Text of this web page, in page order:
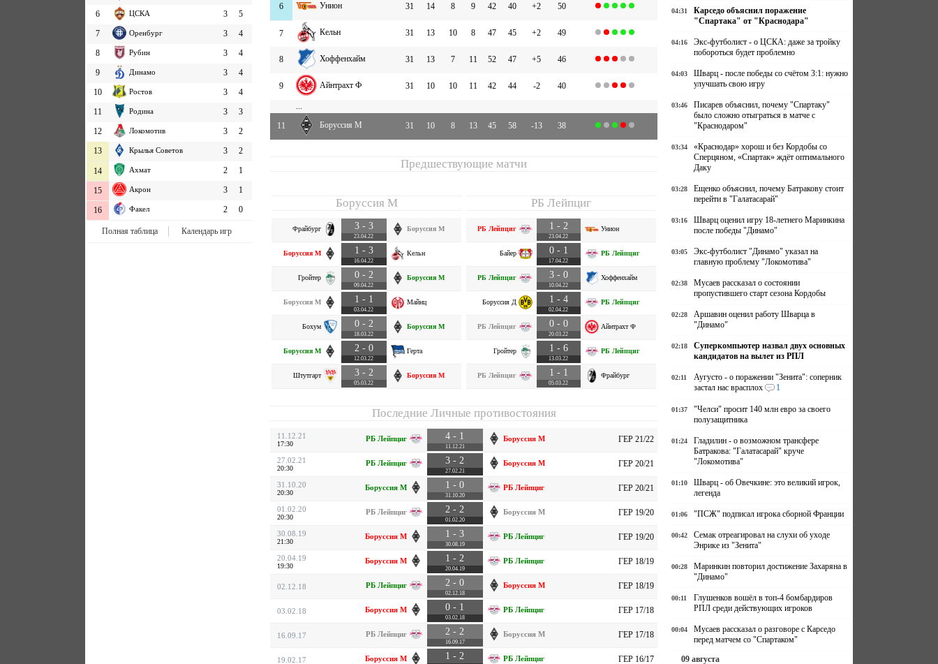
6
ЦСКА 3
5
7
Оренбург 3
4
8
Рубин 3
4
9
Динамо 3
4
10
Ростов 3
4
11
Родина 3
3
12
Локомотив 3
2
13
Крылья Советов 3 2
14 Ахмат 2 1
15 Акрон 3 1
16 Факел 2 0
Полная таблица Календарь игр
6
Унион 31 14 8 9 42 40 +2 50
7 Кельн 31 13 10 8 47 45 +2 49
8 Хоффенхайм 31 13 7 11 52 47 +5 46
9 Айнтрахт Ф 31 10 10 11 42 44 -2 40
...
11
Боруссия М 31 10 8 13 45 58 -13 38
Предшествующие матчи
Боруссия М
Фрайбург 3 - 3
23.04.22
Боруссия М
Боруссия М 1 - 3
16.04.22
Кельн
Гройтер 0 - 2
09.04.22
Боруссия М
Боруссия М 1 - 1
03.04.22
Майнц
Бохум 0 - 2
18.03.22
Боруссия М
Боруссия М 2 - 0
12.03.22
Герта
Штутгарт 3 - 2
05.03.22
Боруссия М
РБ Лейпциг
РБ Лейпциг 1 - 2
23.04.22
Унион
Байер 0 - 1
17.04.22
РБ Лейпциг
РБ Лейпциг 3 - 0
10.04.22
Хоффенхайм
Боруссия Д 1 - 4
02.04.22
РБ Лейпциг
РБ Лейпциг 0 - 0
20.03.22
Айнтрахт Ф
Гройтер 1 - 6
13.03.22
РБ Лейпциг
РБ Лейпциг 1 - 1
05.03.22
Фрайбург
Последние Личные противостояния
11.12.21
17:30
РБ Лейпциг 4 - 1
11.12.21
Боруссия М ГЕР 21/22
27.02.21
20:30
РБ Лейпциг 3 - 2
27.02.21
Боруссия М ГЕР 20/21
31.10.20
20:30
Боруссия М 1 - 0
31.10.20
РБ Лейпциг ГЕР 20/21
01.02.20
20:30
РБ Лейпциг 2 - 2
01.02.20
Боруссия М ГЕР 19/20
30.08.19
21:30
Боруссия М 1 - 3
30.08.19
РБ Лейпциг ГЕР 19/20
20.04.19
19:30
Боруссия М 1 - 2
20.04.19
РБ Лейпциг ГЕР 18/19
02.12.18 РБ Лейпциг 2 - 0
02.12.18
Боруссия М ГЕР 18/19
03.02.18 Боруссия М 0 - 1
03.02.18
РБ Лейпциг ГЕР 17/18
16.09.17 РБ Лейпциг 2 - 2
16.09.17
Боруссия М ГЕР 17/18
19.02.17 Боруссия М 1 - 2 РБ Лейпциг ГЕР 16/17
04:31
Карседо объяснил поражение
"Спартака" от "Краснодара"
04:16
Экс-футболист - о ЦСКА: даже за тройку
побороться будет проблемно
04:03
Шварц - после победы со счётом 3:1: нужно
улучшать свою игру
03:46
Писарев объяснил, почему "Спартаку"
было сложно отыграться в матче с
"Краснодаром"
03:34
«Краснодар» хорош и без Кордобы со
Сперцяном, «Спартак» ждёт оптимального
Даку
03:28
Ещенко объяснил, почему Батракову стоит
перейти в "Галатасарай"
03:16
Шварц оценил игру 18-летнего Маринкина
после победы "Динамо"
03:05
Экс-футболист "Динамо" указал на
главную проблему "Локомотива"
02:38
Мусаев рассказал о состоянии
пропустившего старт сезона Кордобы
02:28
Аршавин оценил работу Шварца в
"Динамо"
02:18
Суперкомпьютер назвал двух основных
кандидатов на вылет из РПЛ
02:11
Аугусто - о поражении "Зенита": соперник
застал нас врасплох
1
01:37
"Челси" просит 140 млн евро за своего
полузащитника
01:24
Гладилин - о возможном трансфере
Батракова: "Галатасарай" круче
"Локомотива"
01:10
Шварц - об Овечкине: это великий игрок,
легенда
01:06 "ПСЖ" подписал игрока сборной Франции
00:42
Семак отреагировал на слухи об уходе
Энрике из "Зенита"
00:28
Маринкин повторил достижение Захаряна в
"Динамо"
00:11
Глушенков вошёл в топ-4 бомбардиров
РПЛ среди действующих игроков
00:04
Мусаев рассказал о разговоре с Карседо
перед матчем со "Спартаком"
09 августа